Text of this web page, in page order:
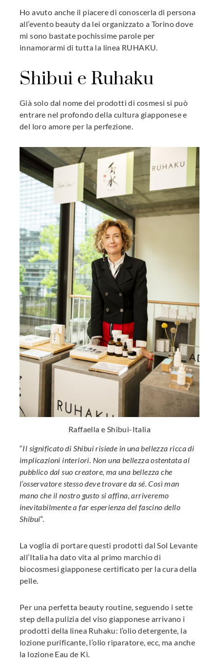
Ho avuto anche il piacere di conoscerla di persona
all’evento beauty da lei organizzato a Torino dove
mi sono bastate pochissime parole per
innamorarmi di tutta la linea RUHAKU.
Shibui e Ruhaku
Già solo dal nome dei prodotti di cosmesi si può
entrare nel profondo della cultura giapponese e
del loro amore per la perfezione.
Raffaella e Shibui-Italia
“Il significato di Shibui risiede in una bellezza ricca di
implicazioni interiori. Non una bellezza ostentata al
pubblico dal suo creatore, ma una bellezza che
l’osservatore stesso deve trovare da sé. Così man
mano che il nostro gusto si affina, arriveremo
inevitabilmente a far esperienza del fascino dello
Shibui”.
La voglia di portare questi prodotti dal Sol Levante
all’Italia ha dato vita al primo marchio di
biocosmesi giapponese certificato per la cura della
pelle.
Per una perfetta beauty routine, seguendo i sette
step della pulizia del viso giapponese arrivano i
prodotti della linea Ruhaku: l’olio detergente, la
lozione purificante, l’olio riparatore, ecc, ma anche
la lozione Eau de Ki.